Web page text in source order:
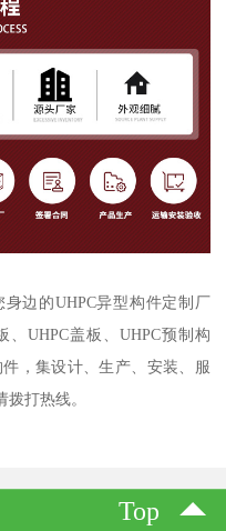
边的UHPC异型构件定制厂
、UHPC盖板、UHPC预制构
，集设计、生产、安装、服
打热线。
Top